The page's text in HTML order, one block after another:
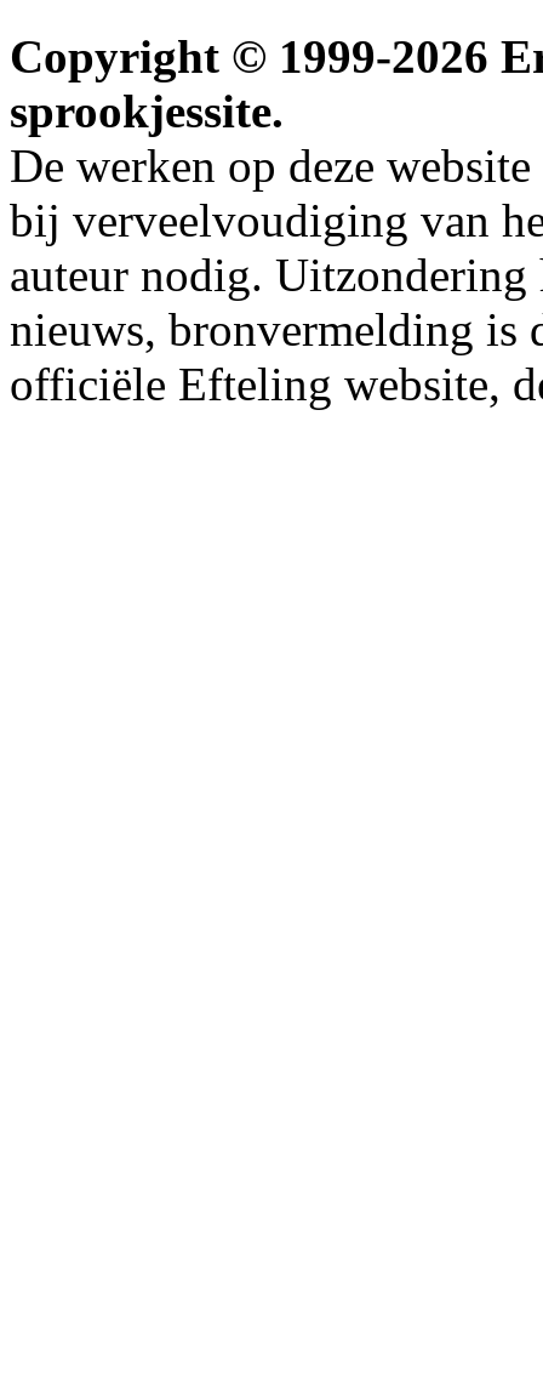
Copyright © 1999-2026
sprookjessite.
De werken op deze
bij verveelvoudiging van
auteur nodig. Uitzondering
nieuws, bronvermelding is
officiële Efteling website,